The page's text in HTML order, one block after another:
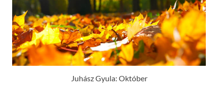
Juhász Gyula: Október